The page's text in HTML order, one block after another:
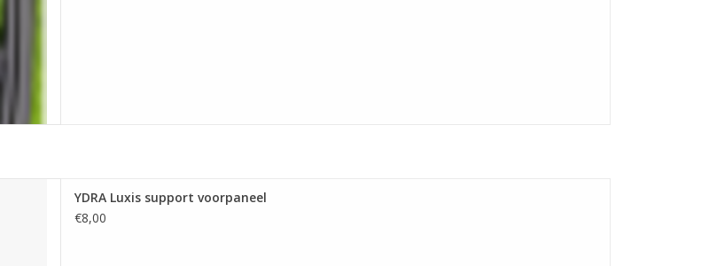
YDRA Luxis support voorpaneel
€8,00